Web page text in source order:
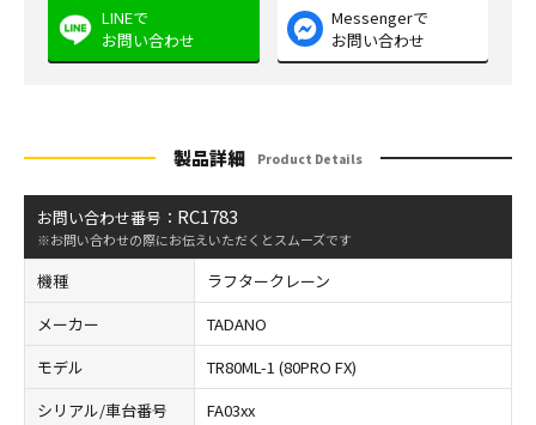
LINEで
お問い合わせ
Messengerで
お問い合わせ
製品詳細 Product Details
お問い合わせ番号： RC1783
※お問い合わせの際にお伝えいただくとスムーズです
機種
ラフタークレーン
メーカー
TADANO
モデル
TR80ML-1 (80PRO FX)
シリアル/車台番号
FA03xx